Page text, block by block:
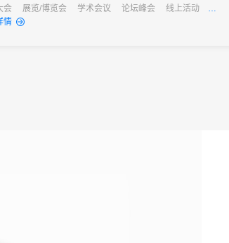
键，其通过自动化、多渠道的信息传递方式，从根源上提升
递准确性，进而为会议参与度注入新活力。
会 展览/博览会 学术会议 论坛峰会
线上活动
动
发布会
情